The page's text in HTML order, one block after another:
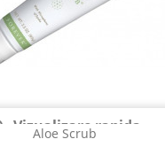
Aloe Scrub
Vizualizare rapida